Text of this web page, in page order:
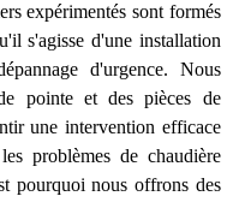
expérimentés sont formés
s'agisse d'une installation
d'urgence. Nous
pointe et des pièces de
une intervention efficace
problèmes de chaudière
pourquoi nous offrons des